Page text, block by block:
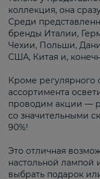
коллекция, она
Среди
бренды Италии,
Чехии, Польши,
США, Китая и,
Кроме регулярного
ассортимента
проводим акции —
со значительными
90%!
Это отличная
настольной лампой
выбрать подарок